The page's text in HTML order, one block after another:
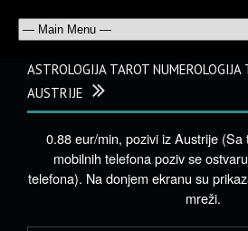
ASTROLOGIJA TAROT
AUSTRIJE
0.88 eur/min, pozivi iz Austrije
mobilnih telefona poziv se
telefona). Na donjem ekranu su
mreži.